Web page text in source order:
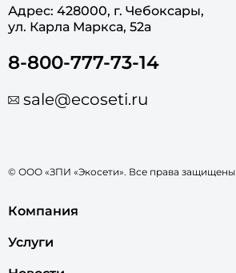
Адрес: 428000, г. Чебоксары,
ул. Карла Маркса, 52а
8-800-777-73-14
sale@ecoseti.ru
© ООО «ЗПИ «Экосети». Все права защищены
Компания
Услуги